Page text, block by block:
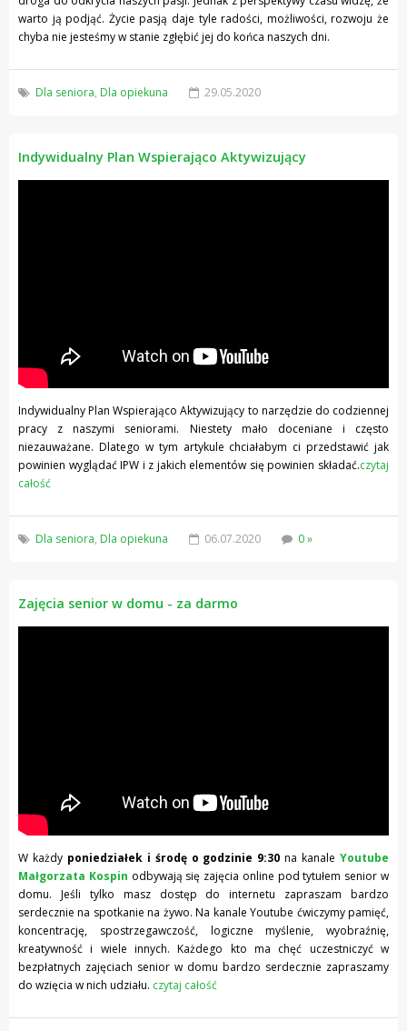
warto ją podjąć. Życie pasją daje tyle radości, możliwości, rozwoju że
chyba nie jesteśmy w stanie zgłębić jej do końca naszych dni.
Dla seniora, Dla opiekuna 29.05.2020
Indywidualny Plan Wspierająco Aktywizujący
Indywidualny Plan Wspierająco Aktywizujący to narzędzie do codziennej
pracy z naszymi seniorami. Niestety mało doceniane i często
niezauważane. Dlatego w tym artykule chciałabym ci przedstawić jak
powinien wyglądać IPW i z jakich elementów się powinien składać.czytaj
całość
Dla seniora, Dla opiekuna 06.07.2020 0 »
Zajęcia senior w domu - za darmo
W każdy poniedziałek i środę o godzinie 9:30 na kanaleYoutube
Małgorzata Kospin odbywają się zajęcia online pod tytułem senior w
domu. Jeśli tylko masz dostęp do internetu zapraszam bardzo
serdecznie na spotkanie na żywo. Na kanale Youtube ćwiczymy pamięć,
koncentrację, spostrzegawczość, logiczne myślenie, wyobraźnię,
kreatywność i wiele innych. Każdego kto ma chęć uczestniczyć w
bezpłatnych zajęciach senior w domu bardzo serdecznie zapraszamy
do wzięcia w nich udziału. czytaj całość